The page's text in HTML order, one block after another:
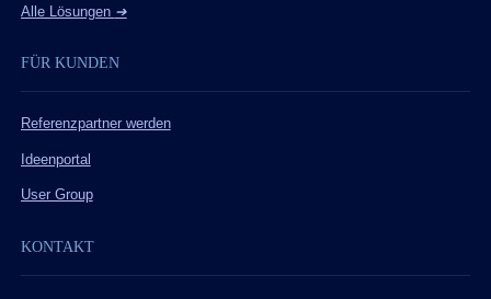
Alle Lösungen ➔
FÜR KUNDEN
Referenzpartner werden
Ideenportal
User Group
KONTAKT